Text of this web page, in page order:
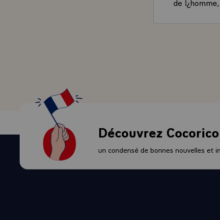
influences,
temps où,
où l¿on
les plus
d¿orienter,
Découvrez Cocorico
un condensé de bonnes nouvelles et